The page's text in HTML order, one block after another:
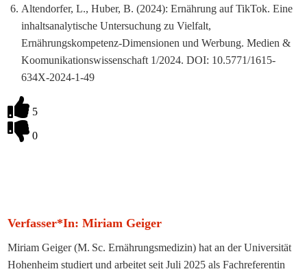
Altendorfer, L., Huber, B. (2024): Ernährung auf TikTok. Eine
inhaltsanalytische Untersuchung zu Vielfalt,
Ernährungskompetenz-Dimensionen und Werbung. Medien &
Koomunikationswissenschaft 1/2024. DOI: 10.5771/1615-
634X-2024-1-49
5
0
Verfasser*in: Miriam Geiger
Miriam Geiger (M. Sc. Ernährungsmedizin) hat an der Universität
Hohenheim studiert und arbeitet seit Juli 2025 als Fachreferentin